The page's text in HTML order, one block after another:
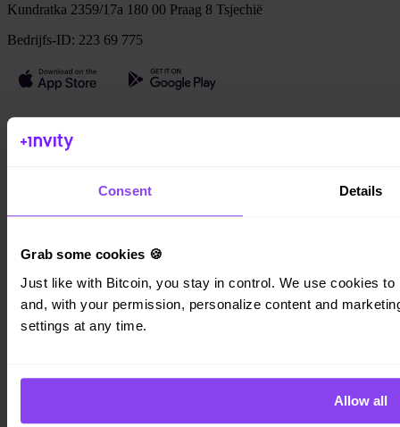
Consent Details
Grab some cookies 🍪
Just like with Bitcoin, you stay in control. We use cookies
and, with your permission, personalize content and
settings at any time.
Allow all
Kundratka 2359/17a 180 00 Praag 8 Tsjechië
Bedrijfs-ID: 223 69 775
Invity
Company
Over ons
Juridisch